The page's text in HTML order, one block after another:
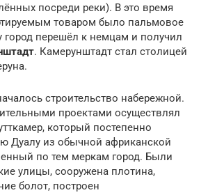
посреди реки). В это время
товаром было пальмовое
город перешёл к немцам и получил
. Камерунштадт стал столицей
строительство набережной.
проектами осуществлял
который постепенно
Дуалу из обычной африканской
по тем меркам город. Были
улицы, сооружена плотина,
болот, построен